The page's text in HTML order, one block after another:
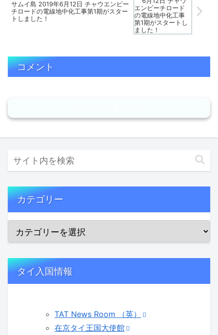
サムイ島 2019年6月12日 チャウエンビー
チロードの電線地中化工事第1期がスター
トしました！
コメント
カテゴリー
タイ入国情報
TAT News Room （英）
在京タイ王国大使館